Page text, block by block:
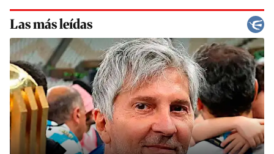
Las más leídas